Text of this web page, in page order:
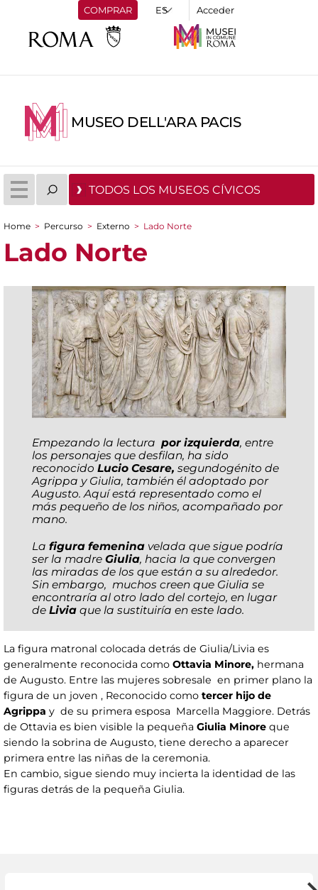
COMPRAR Acceder
MUSEO DELL'ARA PACIS
TODOS LOS MUSEOS CÍVICOS
You are here
Home > Percurso > Externo > Lado Norte
Lado Norte
Empezando la lectura por izquierda, entre
los personajes que desfilan, ha sido
reconocido Lucio Cesare, segundogénito de
Agrippa y Giulia, también él adoptado por
Augusto. Aquí está representado como el
más pequeño de los niños, acompañado por
mano.
La figura femenina velada que sigue podría
ser la madre Giulia, hacia la que convergen
las miradas de los que están a su alrededor.
Sin embargo, muchos creen que Giulia se
encontraría al otro lado del cortejo, en lugar
de Livia que la sustituiría en este lado.
La figura matronal colocada detrás de Giulia/Livia es
generalmente reconocida como Ottavia Minore, hermana
de Augusto. Entre las mujeres sobresale en primer plano la
figura de un joven , Reconocido como tercer hijo de
Agrippa y de su primera esposa Marcella Maggiore. Detrás
de Ottavia es bien visible la pequeña Giulia Minore que
siendo la sobrina de Augusto, tiene derecho a aparecer
primera entre las niñas de la ceremonia.
En cambio, sigue siendo muy incierta la identidad de las
figuras detrás de la pequeña Giulia.